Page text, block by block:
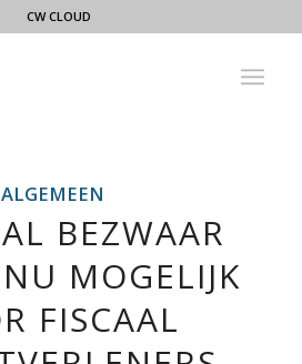
CW CLOUD
ALGEMEEN
BEZWAAR
MOGELIJK
FISCAAL